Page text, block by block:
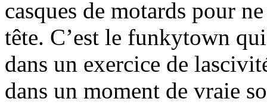
casques de motards pour
tête. C’est le funkytown
dans un exercice de
dans un moment de vraie